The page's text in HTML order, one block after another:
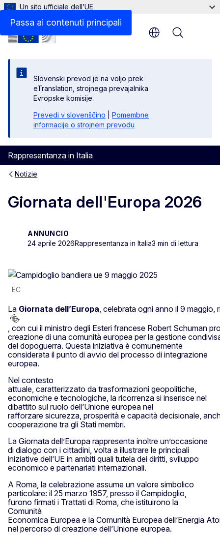
Passa ai contenuti principali
Un sito ufficiale dell’UE
Slovenski prevod je na voljo prek
eTranslation, strojnega prevajalnika
Evropske komisije.
Prevedi v slovenščino
Pomembne
informacije o strojnem prevodu
Rappresentanza in Italia
Menu
Notizie
Giornata dell'Europa 2026
ANNUNCIO
24 aprile 2026Rappresentanza in Italia3 min di lettura
EC
La Giornata dell’Europa , celebrata ogni anno il 9 maggio,
, con cui il ministro degli Esteri francese Robert Schuman
creazione di una comunità europea per la gestione
del dopoguerra. Questa iniziativa è comunemente
considerata il punto di avvio del processo di integrazione
europea.
Nel contesto
attuale, caratterizzato da trasformazioni geopolitiche,
economiche e tecnologiche, la ricorrenza si inserisce nel
dibattito sul ruolo dell’Unione europea nel
rafforzare sicurezza, prosperità e capacità decisionale,
cooperazione tra gli Stati membri.
La Giornata dell’Europa rappresenta inoltre un’occasione
di dialogo con i cittadini, volta a illustrare le principali
iniziative dell’UE in ambiti quali tutela dei diritti, sviluppo
economico e partenariati internazionali.
A Roma, la celebrazione assume un valore simbolico
particolare: il 25 marzo 1957, presso il Campidoglio,
furono firmati i Trattati di Roma, che istituirono la
Comunità
Economica Europea e la Comunità Europea dell’Energia
nel percorso di creazione dell’Unione europea.